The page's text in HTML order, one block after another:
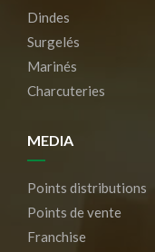
Dindes
Surgelés
Marinés
Charcuteries
MEDIA
Points distributions
Points de vente
Franchise